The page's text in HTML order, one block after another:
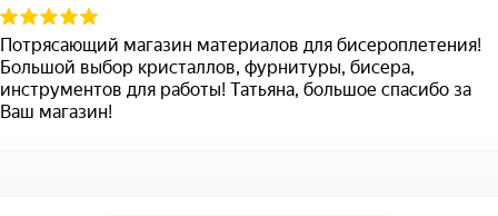
Потрясающий магазин материалов для бисероплетения!
Большой выбор кристаллов, фурнитуры, бисера,
инструментов для работы! Татьяна, большое спасибо за
Ваш магазин!